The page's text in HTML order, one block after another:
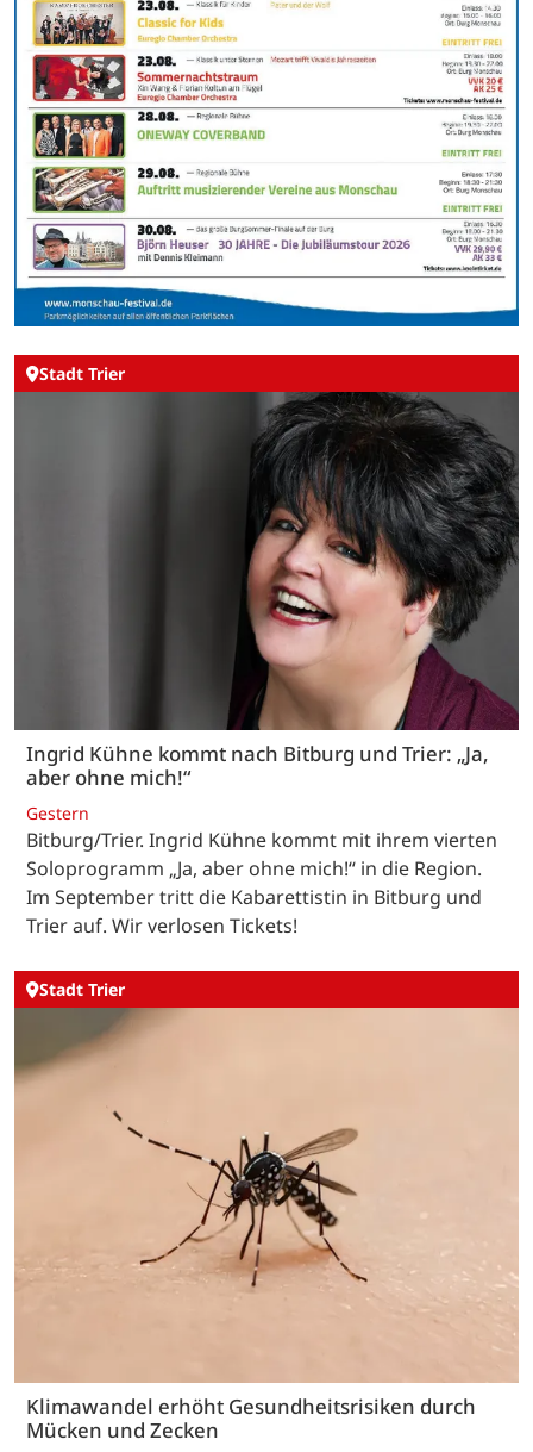
Stadt Trier
Ingrid Kühne kommt nach Bitburg und Trier: „Ja,
aber ohne mich!“
Gestern
Bitburg/Trier. Ingrid Kühne kommt mit ihrem vierten
Soloprogramm „Ja, aber ohne mich!“ in die Region.
Im September tritt die Kabarettistin in Bitburg und
Trier auf. Wir verlosen Tickets!
Stadt Trier
Klimawandel erhöht Gesundheitsrisiken durch
Mücken und Zecken